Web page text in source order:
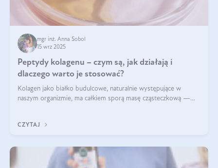
mgr inż. Anna Sobol
15 wrz 2025
Peptydy kolagenu – czym są, jak działają i
dlaczego warto je stosować?
Kolagen jako białko budulcowe, naturalnie występujące w
naszym organizmie, ma całkiem sporą masę cząsteczkową —
bardziej biodostępny
CZYTAJ